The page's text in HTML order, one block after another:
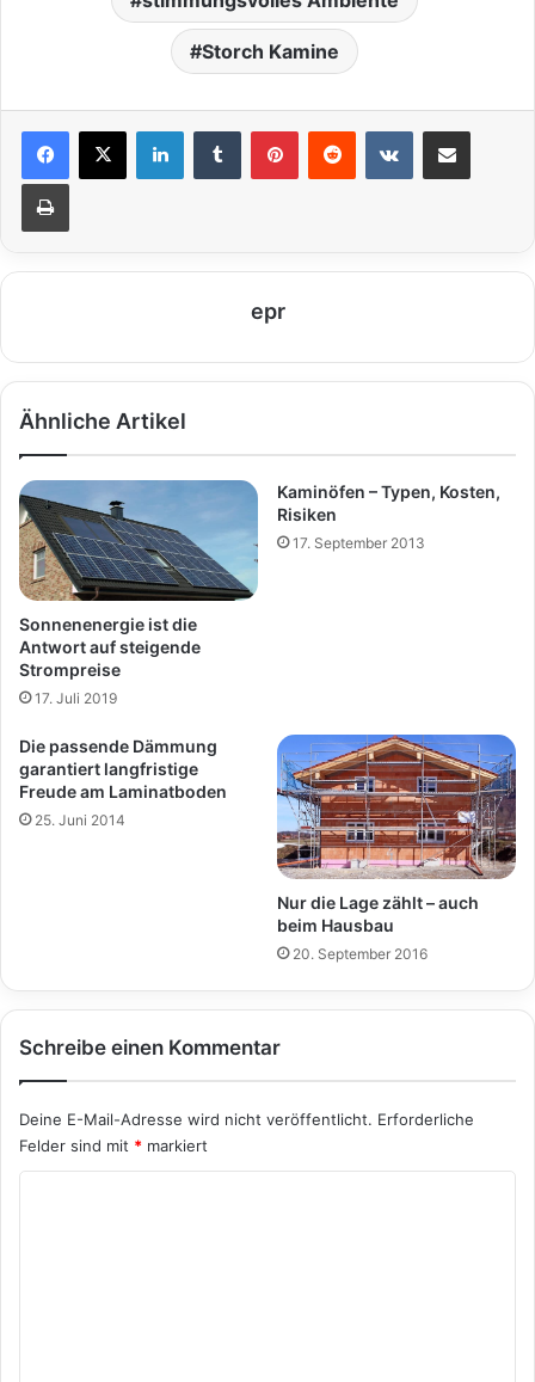
Storch Kamine
epr
Ähnliche Artikel
Sonnenenergie ist die
Antwort auf steigende
Strompreise
17. Juli 2019
Kaminöfen – Typen, Kosten,
Risiken
17. September 2013
Die passende Dämmung
garantiert langfristige
Freude am Laminatboden
25. Juni 2014
Nur die Lage zählt – auch
beim Hausbau
20. September 2016
Schreibe einen Kommentar
Deine E-Mail-Adresse wird nicht veröffentlicht. Erforderliche
Felder sind mit * markiert